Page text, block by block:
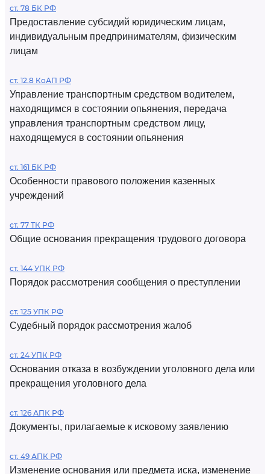
ст. 78 БК РФ
Предоставление субсидий юридическим лицам,
индивидуальным предпринимателям, физическим
лицам
ст. 12.8 КоАП РФ
Управление транспортным средством водителем,
находящимся в состоянии опьянения, передача
управления транспортным средством лицу,
находящемуся в состоянии опьянения
ст. 161 БК РФ
Особенности правового положения казенных
учреждений
ст. 77 ТК РФ
Общие основания прекращения трудового договора
ст. 144 УПК РФ
Порядок рассмотрения сообщения о преступлении
ст. 125 УПК РФ
Судебный порядок рассмотрения жалоб
ст. 24 УПК РФ
Основания отказа в возбуждении уголовного дела или
прекращения уголовного дела
ст. 126 АПК РФ
Документы, прилагаемые к исковому заявлению
ст. 49 АПК РФ
Изменение основания или предмета иска, изменение